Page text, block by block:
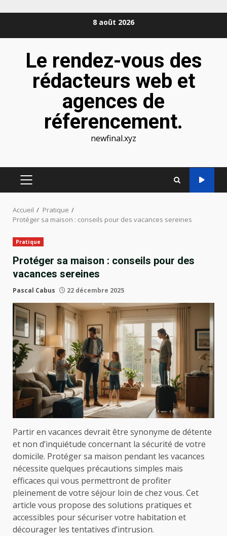
8 août 2026
Le rendez-vous des
rédacteurs web et
agences de
réferencement.
newfinal.xyz
MENU
Accueil
Pratique
Protéger sa maison : conseils pour des vacances sereines
Pratique
Protéger sa maison : conseils pour des
vacances sereines
Pascal Cabus 22 décembre 2025
Partir en vacances devrait être synonyme de détente
et non d’inquiétude concernant la sécurité de votre
domicile. Protéger sa maison pendant les vacances
nécessite quelques précautions simples mais
efficaces qui vous permettront de profiter
pleinement de votre séjour loin de chez vous. Cet
article vous propose des solutions pratiques et
accessibles pour sécuriser votre habitation et
décourager les tentatives d’intrusion.